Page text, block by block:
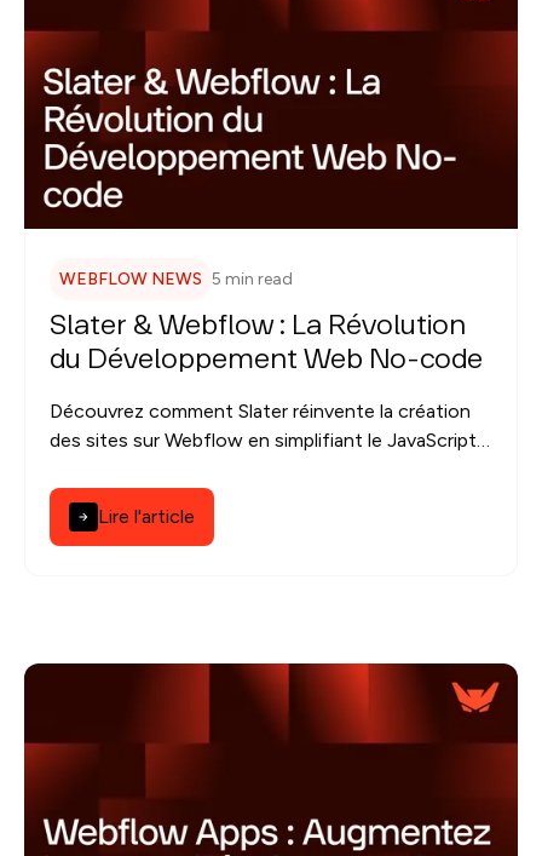
WEBFLOW NEWS 5 min read
Slater & Webflow : La Révolution
du Développement Web No-code
Découvrez comment Slater réinvente la création
des sites sur Webflow en simplifiant le JavaScript
Lire l'article